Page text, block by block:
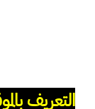
التعريف